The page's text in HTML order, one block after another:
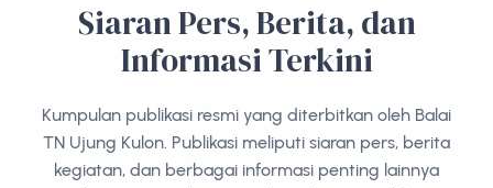
Siaran Pers, Berita, dan
Informasi Terkini
Kumpulan publikasi resmi yang diterbitkan oleh Balai
TN Ujung Kulon. Publikasi meliputi siaran pers, berita
kegiatan, dan berbagai informasi penting lainnya